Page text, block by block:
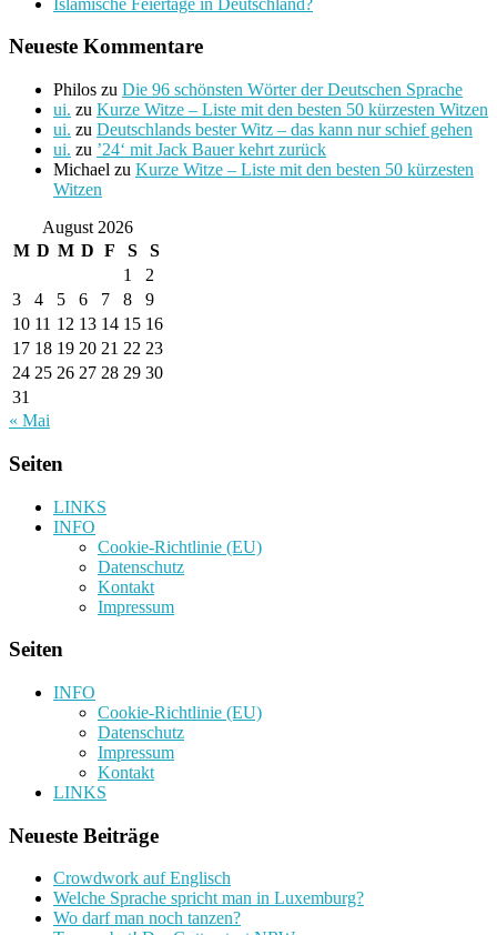
Neueste Kommentare
Philos zu Die 96 schönsten Wörter der Deutschen Sprache
ui. zu Kurze Witze – Liste mit den besten 50 kürzesten Witzen
ui. zu Deutschlands bester Witz – das kann nur schief gehen
ui. zu ’24‘ mit Jack Bauer kehrt zurück
Michael zu Kurze Witze – Liste mit den besten 50 kürzesten
Witzen
August 2026
M D M D F S
S
1
2
3
4 5 6 7 8
9
10 11 12 13 14 15 16
17 18 19 20 21 22 23
24 25 26 27 28 29 30
31
« Mai
Seiten
LINKS
INFO
Cookie-Richtlinie (EU)
Datenschutz
Kontakt
Impressum
Seiten
INFO
Cookie-Richtlinie (EU)
Datenschutz
Impressum
Kontakt
LINKS
Neueste Beiträge
Crowdwork auf Englisch
Welche Sprache spricht man in Luxemburg?
Wo darf man noch tanzen?